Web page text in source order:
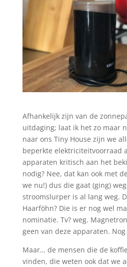
Afhankelijk zijn van de
uitdaging; laat ik het zo maar
naar ons Tiny House zijn we
beperkte elektriciteitvoorraad
apparaten kritisch aan het
nodig? Nee, dat kan ook met
we nu!) dus die gaat (ging)
stroomslurper is al lang weg.
Haarföhn? Die is er nog wel
nominatie. Tv? weg.
geen van deze apparaten.
Maar… de mensen die de
vinden, die weten ook dat we